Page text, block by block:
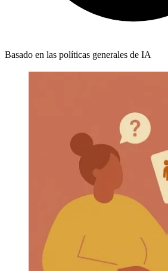
Basado en las políticas generales de IA